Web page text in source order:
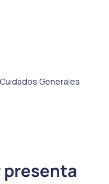
Cuidados Generales
presenta